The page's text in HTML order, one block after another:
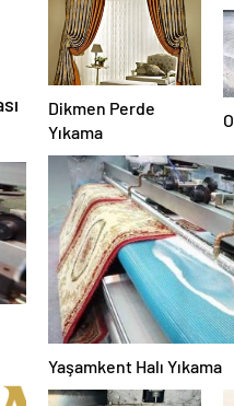
Dikmen Perde
Yıkama
Yaşamkent Halı Yıkama